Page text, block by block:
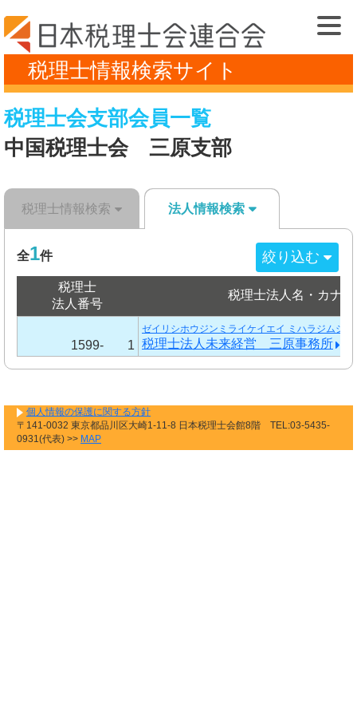
税理士情報検索サイト
税理士会支部会員一覧
中国税理士会 三原支部
税理士情報検索 法人情報検索
全1件 絞り込む
税理士
法人番号
税理士法人名・カナ
1599- 1
ゼイリシホウジンミライケイエイ ミハラジムショ
税理士法人未来経営 三原事務所
個人情報の保護に関する方針
〒141-0032 東京都品川区大崎1-11-8 日本税理士会館8階 TEL:03-5435-
0931(代表) >> MAP